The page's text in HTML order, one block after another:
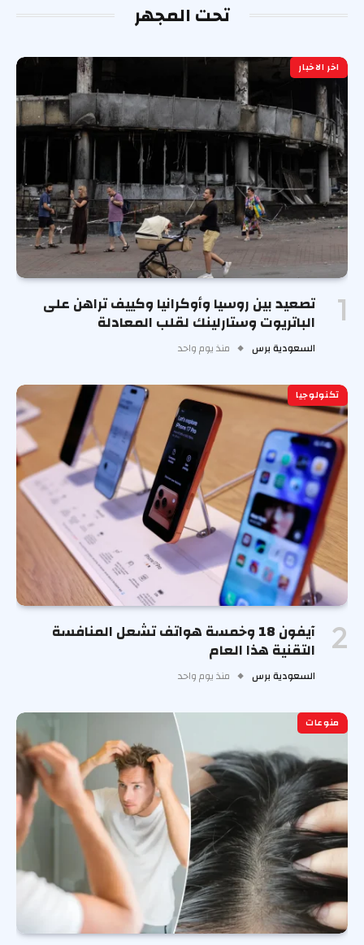
تحت المجهر
اخر الاخبار
تصعيد بين روسيا وأوكرانيا وكييف تراهن على
الباتريوت وستارلينك لقلب المعادلة
السعودية برس منذ يوم واحد
تكنولوجيا
آيفون 18 وخمسة هواتف تشعل المنافسة
التقنية هذا العام
السعودية برس منذ يوم واحد
منوعات